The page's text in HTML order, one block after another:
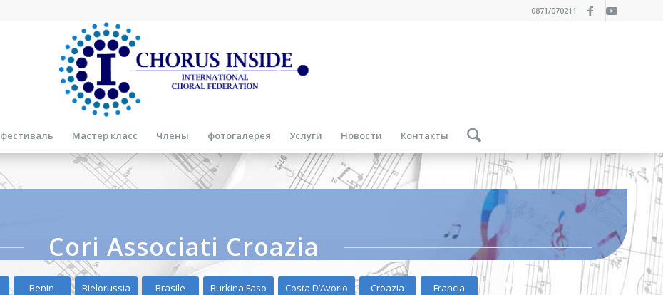
0871/070211
фестиваль Мастер класс Члены фотогалерея Услуги Новости Контакты
Cori Associati Croazia
Benin Bielorussia Brasile Burkina Faso Costa D’Avorio Croazia
Francia